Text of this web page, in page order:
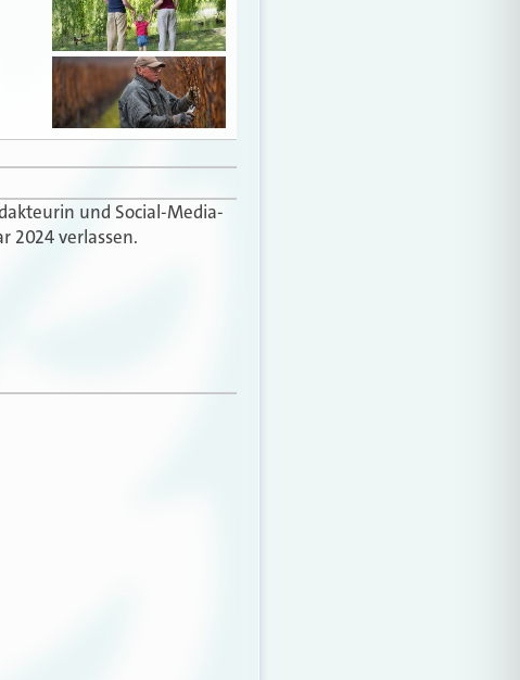
und Social-Media-
2024 verlassen.